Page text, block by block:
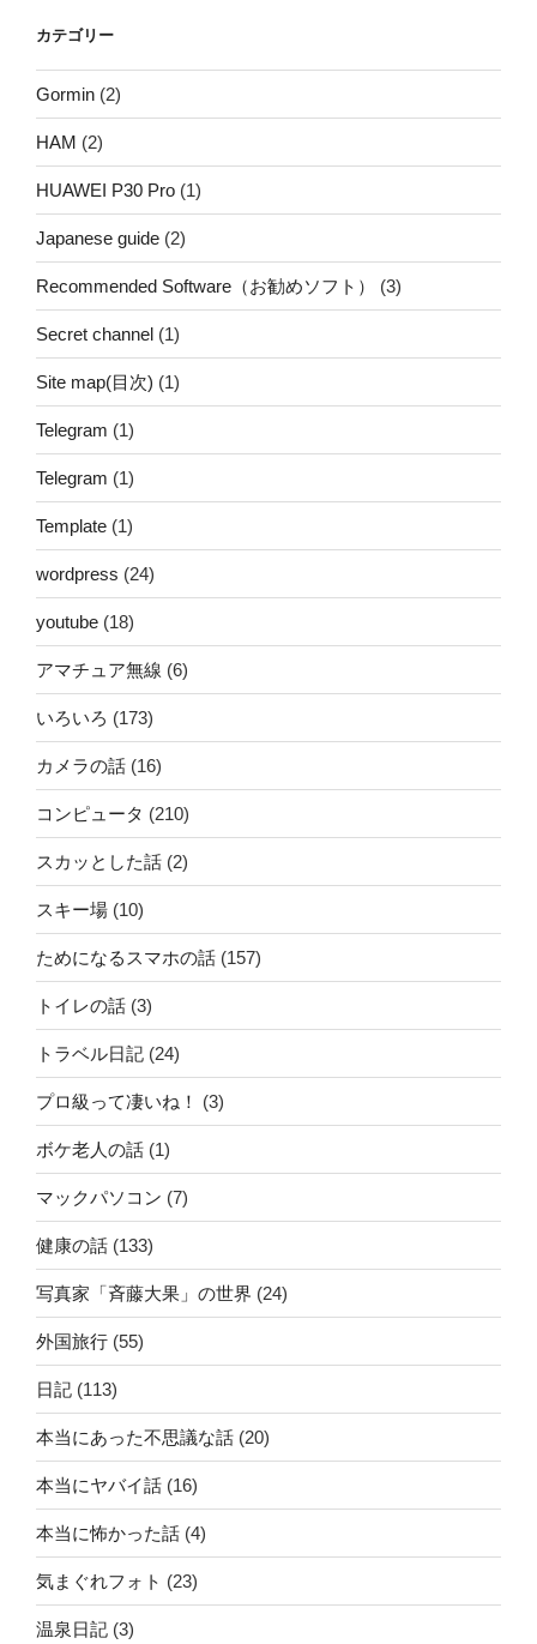
カテゴリー
Gormin (2)
HAM (2)
HUAWEI P30 Pro (1)
Japanese guide (2)
Recommended Software（お勧めソフト） (3)
Secret channel (1)
Site map(目次) (1)
Telegram (1)
Telegram (1)
Template (1)
wordpress (24)
youtube (18)
アマチュア無線 (6)
いろいろ (173)
カメラの話 (16)
コンピュータ (210)
スカッとした話 (2)
スキー場 (10)
ためになるスマホの話 (157)
トイレの話 (3)
トラベル日記 (24)
プロ級って凄いね！ (3)
ボケ老人の話 (1)
マックパソコン (7)
健康の話 (133)
写真家「斉藤大果」の世界 (24)
外国旅行 (55)
日記 (113)
本当にあった不思議な話 (20)
本当にヤバイ話 (16)
本当に怖かった話 (4)
気まぐれフォト (23)
温泉日記 (3)